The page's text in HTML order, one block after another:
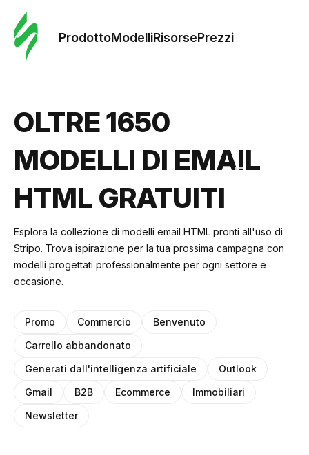
ProdottoModelliRisorsePrezzi
Prezzi
OLTRE 1650
MODELLI DI EMAIL
HTML GRATUITI
Esplora la collezione di modelli email HTML pronti all'uso di
Stripo. Trova ispirazione per la tua prossima campagna con
modelli progettati professionalmente per ogni settore e
occasione.
Promo Commercio
Benvenuto
Carrello abbandonato
Generati dall'intelligenza artificiale
Outlook
Gmail
B2B Ecommerce
Immobiliari
Newsletter